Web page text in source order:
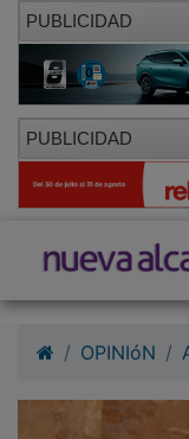
PUBLICIDAD
PUBLICIDAD